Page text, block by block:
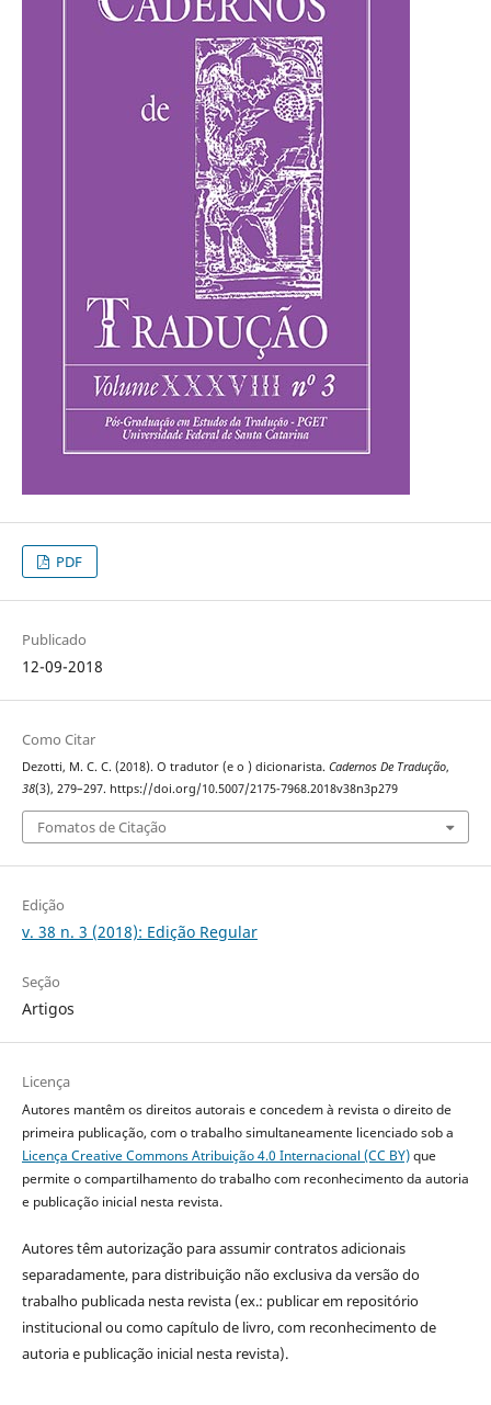
PDF
Publicado
12-09-2018
Como Citar
Dezotti, M. C. C. (2018). O tradutor (e o ) dicionarista. Cadernos De Tradução,
38(3), 279–297. https://doi.org/10.5007/2175-7968.2018v38n3p279
Fomatos de Citação
Edição
v. 38 n. 3 (2018): Edição Regular
Seção
Artigos
Licença
Autores mantêm os direitos autorais e concedem à revista o direito de
primeira publicação, com o trabalho simultaneamente licenciado sob a
Licença Creative Commons Atribuição 4.0 Internacional (CC BY)que
permite o compartilhamento do trabalho com reconhecimento da autoria
e publicação inicial nesta revista.
Autores têm autorização para assumir contratos adicionais
separadamente, para distribuição não exclusiva da versão do
trabalho publicada nesta revista (ex.: publicar em repositório
institucional ou como capítulo de livro, com reconhecimento de
autoria e publicação inicial nesta revista).